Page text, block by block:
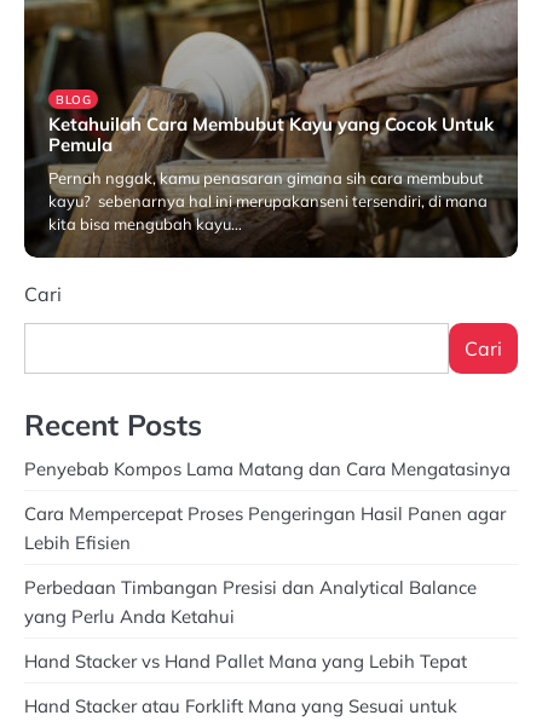
BLOG
Ketahuilah Cara Membubut Kayu yang Cocok Untuk
Pemula
Pernah nggak, kamu penasaran gimana sih cara membubut
kayu? sebenarnya hal ini merupakanseni tersendiri, di mana
kita bisa mengubah kayu…
Oktober 21, 2024
Cari
Cari
Recent Posts
Penyebab Kompos Lama Matang dan Cara Mengatasinya
Cara Mempercepat Proses Pengeringan Hasil Panen agar
Lebih Efisien
Perbedaan Timbangan Presisi dan Analytical Balance
yang Perlu Anda Ketahui
Hand Stacker vs Hand Pallet Mana yang Lebih Tepat
Hand Stacker atau Forklift Mana yang Sesuai untuk